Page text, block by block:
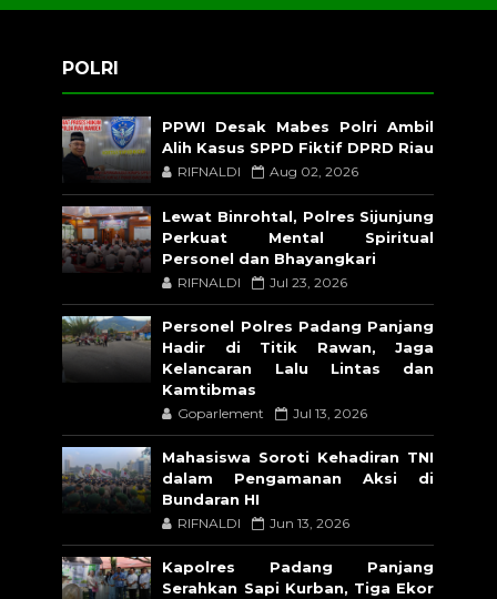
POLRI
PPWI Desak Mabes Polri Ambil
Alih Kasus SPPD Fiktif DPRD Riau
RIFNALDI Aug 02, 2026
Lewat Binrohtal, Polres Sijunjung
Perkuat Mental Spiritual
Personel dan Bhayangkari
RIFNALDI Jul 23, 2026
Personel Polres Padang Panjang
Hadir di Titik Rawan, Jaga
Kelancaran Lalu Lintas dan
Kamtibmas
Goparlement Jul 13, 2026
Mahasiswa Soroti Kehadiran TNI
dalam Pengamanan Aksi di
Bundaran HI
RIFNALDI Jun 13, 2026
Kapolres Padang Panjang
Serahkan Sapi Kurban, Tiga Ekor